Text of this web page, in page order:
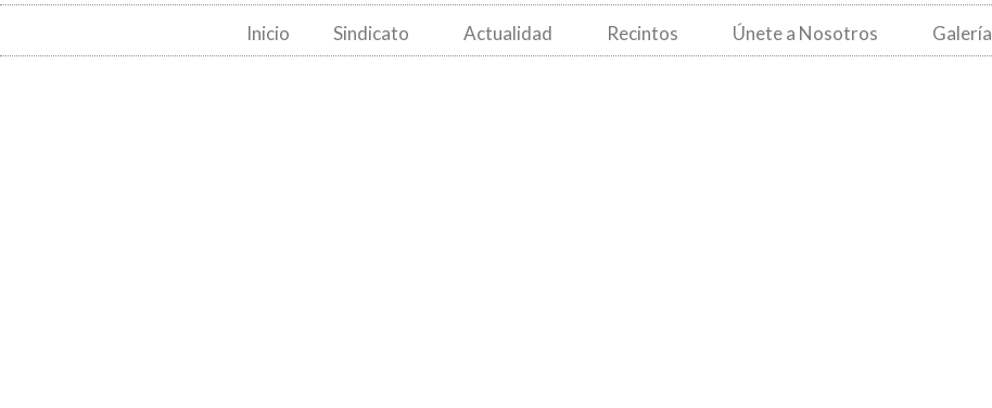
Inicio Sindicato Actualidad Recintos Únete a Nosotros Galería